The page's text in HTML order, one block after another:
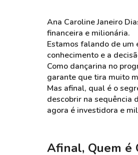
Ana Caroline Janeiro
financeira e milionária.
Estamos falando de um
conhecimento e a
Como dançarina no
garante que tira muito
Mas afinal, qual é o
descobrir na sequência
agora é investidora e
Afinal, Quem é